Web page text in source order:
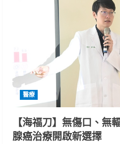
醫療
【海福刀】無傷口、無
腺癌治療開啟新選擇